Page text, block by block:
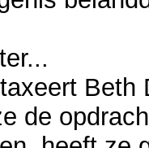
Beth
de